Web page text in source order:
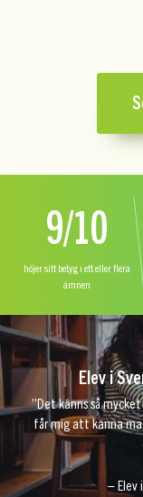
9/10
höjer sitt betyg i ett eller flera
ämnen
Elev i
”Det känns så
får mig att känna
– Elev